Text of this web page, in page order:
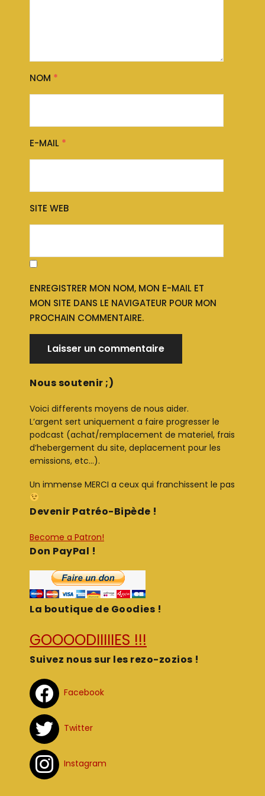
NOM *
E-MAIL *
SITE WEB
ENREGISTRER MON NOM, MON E-MAIL ET
MON SITE DANS LE NAVIGATEUR POUR MON
PROCHAIN COMMENTAIRE.
Nous soutenir ;)
Voici differents moyens de nous aider.
L’argent sert uniquement a faire progresser le
podcast (achat/remplacement de materiel, frais
d’hebergement du site, deplacement pour les
emissions, etc…).
Un immense MERCI a ceux qui franchissent le pas
Devenir Patréo-Bipède !
Become a Patron!
Don PayPal !
La boutique de Goodies !
GOOOODIIIIIES !!!
Suivez nous sur les rezo-zozios !
Facebook
Twitter
Instagram